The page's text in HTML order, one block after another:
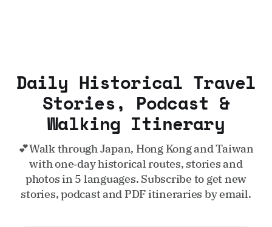
Daily Historical Travel
Stories, Podcast &
Walking Itinerary
💕Walk through Japan, Hong Kong and Taiwan
with one‑day historical routes, stories and
photos in 5 languages. Subscribe to get new
stories, podcast and PDF itineraries by email.